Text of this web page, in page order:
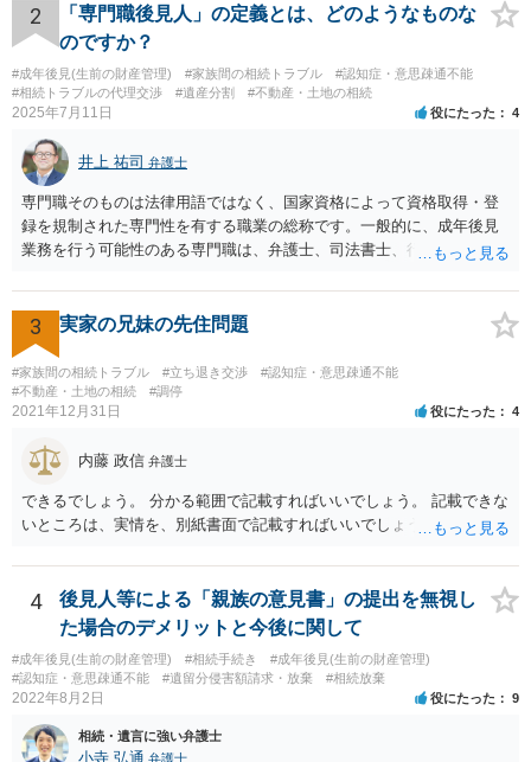
遺産分割だけでなく、その後の取得した遺産の管理もありますので
遺産分割審判や遺産分割調停を申し立て、お母さんに特別代理人をつ
けるということでは解決できなさそうなので 後見人をつけるよう求め
られると思います。 弁護士に面談で相談された方がよいと思いま
す。
2
「専門職後見人」の定義とは、どのようなものな
のですか？
#成年後見(生前の財産管理) #家族間の相続トラブル
#認知症・意思疎通不能
#相続トラブルの代理交渉
#遺産分割 #不動産・土地の相続
2025年7月11日 役にたった 4
井上 祐司 弁護士
専門職そのものは法律用語ではなく、国家資格によって資格取得・登
録を規制された専門性を有する職業の総称です。一般的に、成年後見
業務を行う可能性のある専門職は、弁護士、司法書士、行政書士、税
士はほぼ無条件で成年後見人に選任されるわけではなく、基幹研修を
受講して継続研修を受講し続ける必要がありますが、家庭裁判所から
選任された場合には専門職後見人と呼ぶことになるでしょう。
3 実家の兄妹の先住問題
#家族間の相続トラブル #立ち退き交渉
#認知症・意思疎通不能
#不動産・土地の相続
#調停
2021年12月31日 役にたった 4
内藤 政信 弁護士
できるでしょう。 分かる範囲で記載すればいいでしょう。 記載できな
いところは、実情を、別紙書面で記載すればいいでしょう。
4
後見人等による「親族の意見書」の提出を無視し
た場合のデメリットと今後に関して
#成年後見(生前の財産管理) #相続手続き
#成年後見(生前の財産管理)
#認知症・意思疎通不能
#遺留分侵害額請求・放棄 #相続放棄
2022年8月2日 役にたった 9
相続・遺言に強い弁護士
小寺 弘通 弁護士